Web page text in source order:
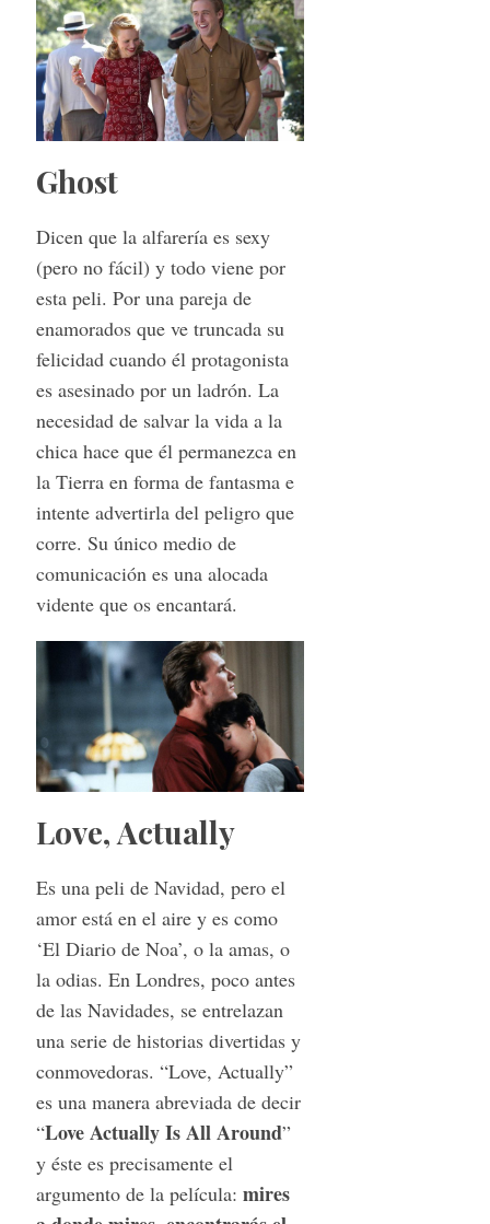
Ghost
Dicen que la alfarería es sexy
(pero no fácil) y todo viene por
esta peli. Por una pareja de
enamorados que ve truncada su
felicidad cuando él protagonista
es asesinado por un ladrón. La
necesidad de salvar la vida a la
chica hace que él permanezca en
la Tierra en forma de fantasma e
intente advertirla del peligro que
corre. Su único medio de
comunicación es una alocada
vidente que os encantará.
Love, Actually
Es una peli de Navidad, pero el
amor está en el aire y es como
‘El Diario de Noa’, o la amas, o
la odias. En Londres, poco antes
de las Navidades, se entrelazan
una serie de historias divertidas y
conmovedoras. “Love, Actually”
es una manera abreviada de decir
“Love Actually Is All Around”
y éste es precisamente el
argumento de la película: mires